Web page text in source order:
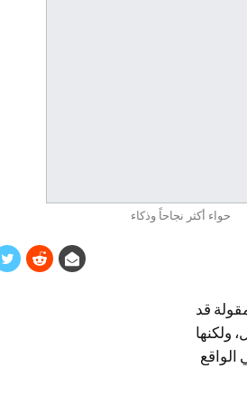
حواء أكثر نجاحاً وذكاء
قد
ولكنها